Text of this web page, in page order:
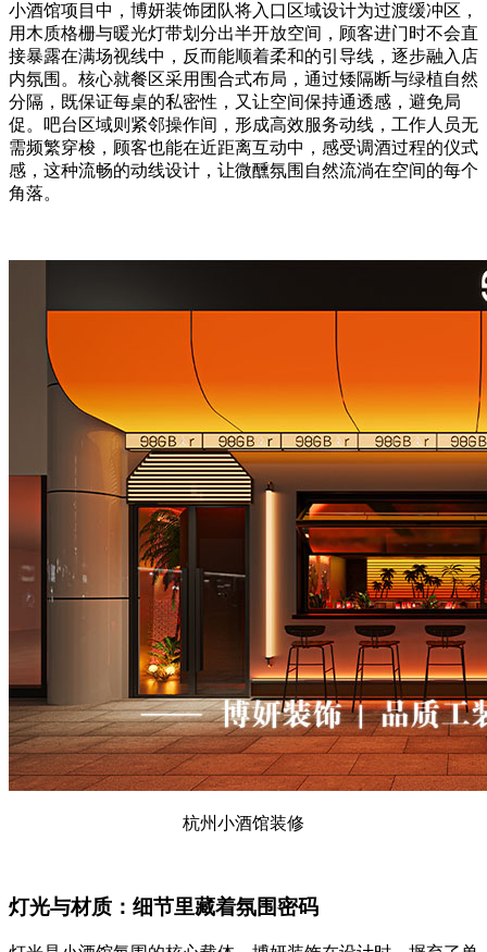
小酒馆项目中，博妍装饰团队将入口区域设计为过渡缓冲区，
用木质格栅与暖光灯带划分出半开放空间，顾客进门时不会直
接暴露在满场视线中，反而能顺着柔和的引导线，逐步融入店
内氛围。核心就餐区采用围合式布局，通过矮隔断与绿植自然
分隔，既保证每桌的私密性，又让空间保持通透感，避免局
促。吧台区域则紧邻操作间，形成高效服务动线，工作人员无
需频繁穿梭，顾客也能在近距离互动中，感受调酒过程的仪式
感，这种流畅的动线设计，让微醺氛围自然流淌在空间的每个
角落。
杭州小酒馆装修
灯光与材质：细节里藏着氛围密码